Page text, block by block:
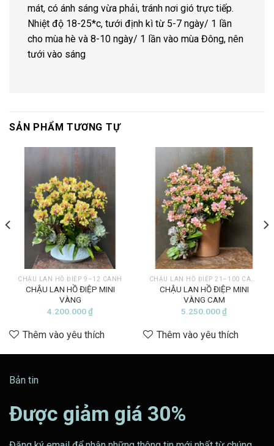
mát, có ánh sáng vừa phải, tránh nơi gió trực tiếp.
Nhiệt độ 18-25*c, tưới định kì từ 5-7 ngày/ 1 lần
cho mùa hè và 8-10 ngày/ 1 lần vào mùa Đông, nên
tưới vào sáng
SẢN PHẨM TƯƠNG TỰ
CHẬU LAN HỒ ĐIỆP 9–12 CÀNH
CHẬU LAN HỒ ĐIỆP MINI
VÀNG
4.200.000₫
Thêm vào yêu thích
CHẬU LAN HỒ ĐIỆP MINI
VÀNG CAM
5.250.000₫
Thêm vào yêu thích
Bản tin
Được giảm giá 30%